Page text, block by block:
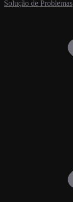
Solução de Problemas